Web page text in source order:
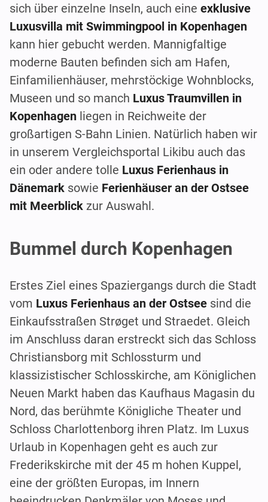
sich über einzelne Inseln, auch eine exklusive
Luxusvilla mit Swimmingpool in Kopenhagen
kann hier gebucht werden. Mannigfaltige
moderne Bauten befinden sich am Hafen,
Einfamilienhäuser, mehrstöckige Wohnblocks,
Museen und so manch Luxus Traumvillen in
Kopenhagen liegen in Reichweite der
großartigen S-Bahn Linien. Natürlich haben wir
in unserem Vergleichsportal Likibu auch das
ein oder andere tolle Luxus Ferienhaus in
Dänemark sowie Ferienhäuser an der Ostsee
mit Meerblick zur Auswahl.
Bummel durch Kopenhagen
Erstes Ziel eines Spaziergangs durch die Stadt
vom Luxus Ferienhaus an der Ostsee sind die
Einkaufsstraßen Strøget und Straedet. Gleich
im Anschluss daran erstreckt sich das Schloss
Christiansborg mit Schlossturm und
klassizistischer Schlosskirche, am Königlichen
Neuen Markt haben das Kaufhaus Magasin du
Nord, das berühmte Königliche Theater und
Schloss Charlottenborg ihren Platz. Im Luxus
Urlaub in Kopenhagen geht es auch zur
Frederikskirche mit der 45 m hohen Kuppel,
eine der größten Europas, im Innern